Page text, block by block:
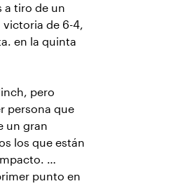
a tiro de un
de 6-4,
en la quinta
pero
persona que
un gran
los que están
…
punto en